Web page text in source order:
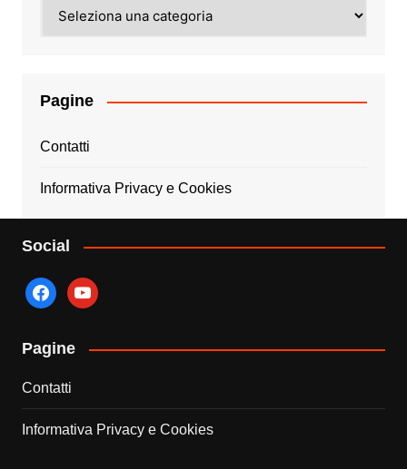
Pagine
Contatti
Informativa Privacy e Cookies
Social
facebookyoutube
Pagine
Contatti
Informativa Privacy e Cookies